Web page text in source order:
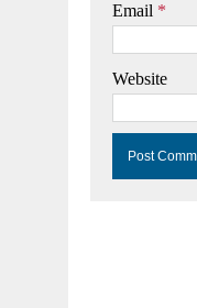
Email *
Website